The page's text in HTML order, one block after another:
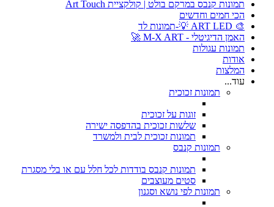
תמונות קנבס במרקם בולט | קולקציית Art Touch
הכי חמים וחדשים
🎨 ART LED 💡-תמונות לד
האמן הדיגיטלי - M-X ART 🚀
תמונות עגולות
אודות
המלצות
עוד...
תמונות זכוכית
זוגות על זכוכית
שלשות זכוכית בהדפסה ישירה
תמונות זכוכית לבית ולמשרד
תמונות קנבס
תמונות קנבס בודדות לכל חלל עם או בלי מסגרת
סטים מעוצבים
תמונות לפי נושא וסגנון